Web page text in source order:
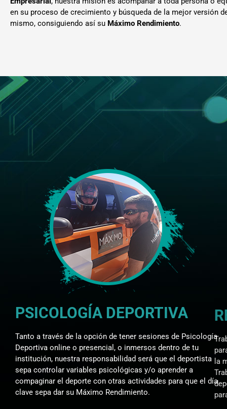
en su proceso de crecimiento y búsqueda de la mejor versión
mismo, consiguiendo así su Máximo Rendimiento.
PSICOLOGÍA DEPORTIVA
Tanto a través de la opción de tener sesiones de Psicología
Deportiva online o presencial, o inmersos dentro de tu
institución, nuestra responsabilidad será que el deportista
sepa controlar variables psicológicas y/o aprender a
compaginar el deporte con otras actividades para que el día
clave sepa dar su Máximo Rendimiento.